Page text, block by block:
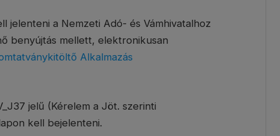
jelenteni a Nemzeti Adó- és Vámhivatalhoz
benyújtás mellett, elektronikusan
Alkalmazás
jelű (Kérelem a Jöt. szerinti
kell bejelenteni.